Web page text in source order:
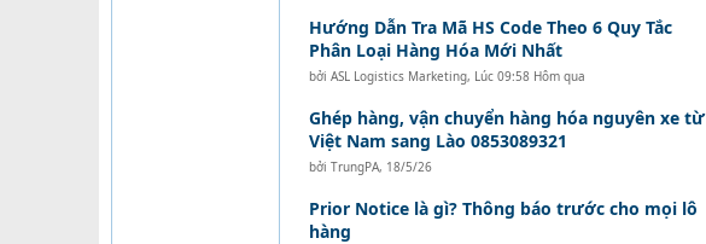
Hướng Dẫn Tra Mã HS Code Theo 6 Quy Tắc
Phân Loại Hàng Hóa Mới Nhất
bởi ASL Logistics Marketing, Lúc 09:58 Hôm qua
Ghép hàng, vận chuyển hàng hóa nguyên xe từ
Việt Nam sang Lào 0853089321
bởi TrungPA, 18/5/26
Prior Notice là gì? Thông báo trước cho mọi lô
hàng